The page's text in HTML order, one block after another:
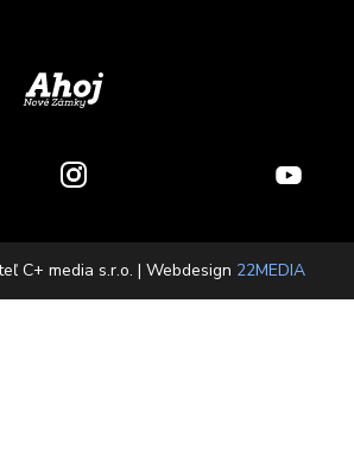
C+ media s.r.o. | Webdesign 22MEDIA